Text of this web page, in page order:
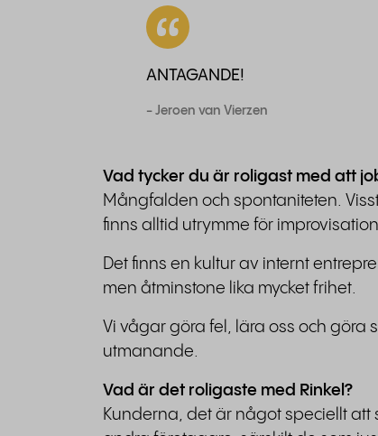
ANTAGANDE!
- Jeroen van Vierzen
Vad tycker du är roligast med att
Mångfalden och spontaniteten.
finns alltid utrymme för
Det finns en kultur av internt
men åtminstone lika mycket frihet.
Vi vågar göra fel, lära oss och göra
utmanande.
Vad är det roligaste med Rinkel?
Kunderna, det är något speciellt